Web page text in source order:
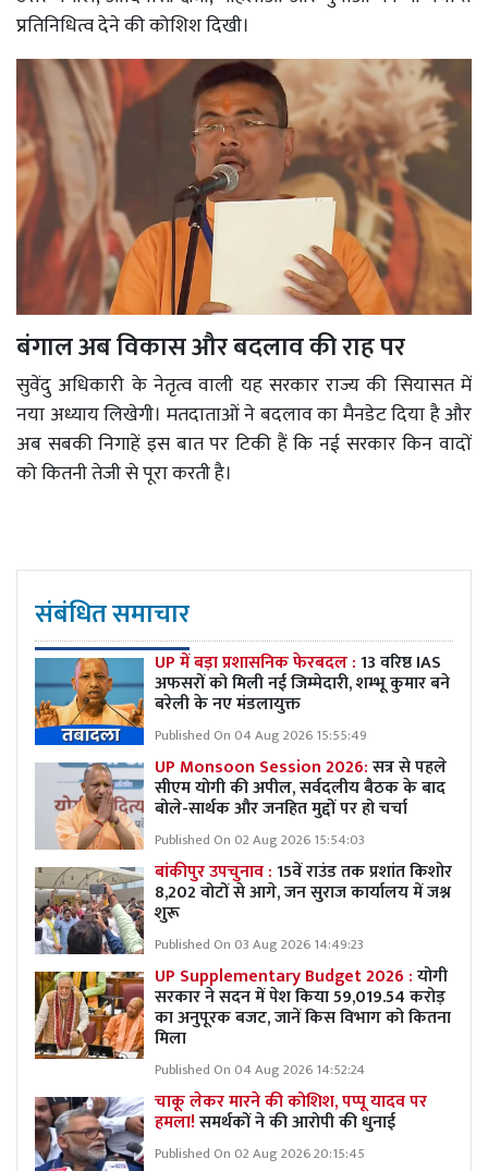
प्रतिनिधित्व देने की कोशिश दिखी।
बंगाल अब विकास और बदलाव की राह पर
सुवेंदु अधिकारी के नेतृत्व वाली यह सरकार राज्य की सियासत में
नया अध्याय लिखेगी। मतदाताओं ने बदलाव का मैनडेट दिया है और
अब सबकी निगाहें इस बात पर टिकी हैं कि नई सरकार किन वादों
को कितनी तेजी से पूरा करती है।
संबंधित समाचार
UP में बड़ा प्रशासनिक फेरबदल :13 वरिष्ठ IAS
अफसरों को मिली नई जिम्मेदारी, शम्भू कुमार बने
बरेली के नए मंडलायुक्त
Published On 04 Aug 2026 15:55:49
UP Monsoon Session 2026:सत्र से पहले
सीएम योगी की अपील, सर्वदलीय बैठक के बाद
बोले-सार्थक और जनहित मुद्दों पर हो चर्चा
Published On 02 Aug 2026 15:54:03
बांकीपुर उपचुनाव :15वें राउंड तक प्रशांत किशोर
8,202 वोटों से आगे, जन सुराज कार्यालय में जश्न
शुरू
Published On 03 Aug 2026 14:49:23
UP Supplementary Budget 2026 :योगी
सरकार ने सदन में पेश किया 59,019.54 करोड़
का अनुपूरक बजट, जानें किस विभाग को कितना
मिला
Published On 04 Aug 2026 14:52:24
चाकू लेकर मारने की कोशिश, पप्पू यादव पर
हमला!समर्थकों ने की आरोपी की धुनाई
Published On 02 Aug 2026 20:15:45